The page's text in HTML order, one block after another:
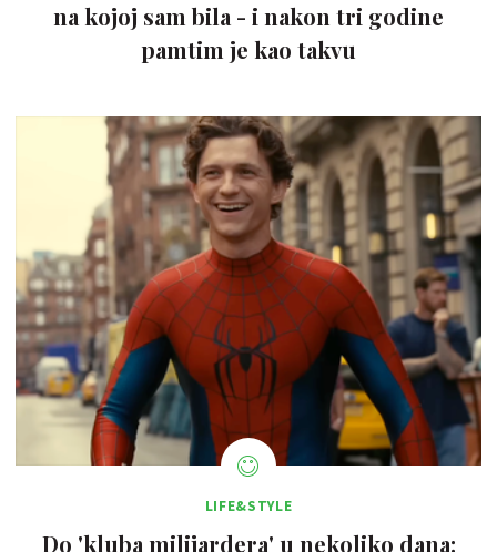
na kojoj sam bila - i nakon tri godine
pamtim je kao takvu
LIFE&STYLE
Do 'kluba milijardera' u nekoliko dana: